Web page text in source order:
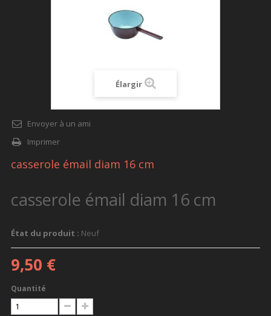
Élargir
Envoyer à un ami
Imprimer
casserole émail diam 16 cm
casserole émail diam 16 cm
État du produit : Neuf
9,50 €
Quantité